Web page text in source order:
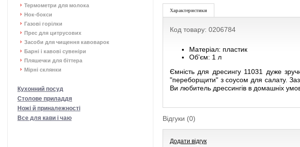
Термометри для молока
Нок-бокси
Газові горілки
Прес для цитрусових
Засоби для чищення кавоварок
Барні і кавові сувеніри
Пляшечки для біттера
Мірні склянки
Кухонний посуд
Столове приладдя
Ножі й приналежності
Все для кави і чаю
Характеристики
Код товару: 0206784
Матеріал: пластик
Об'єм: 1 л
Ємність для дресингу 11031 дуже
"переборщити" з соусом для салату.
Ви любитель дрессингів в домашніх
Відгуки (0)
Додати відгук